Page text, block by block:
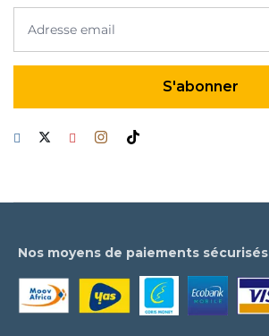
Nos moyens de paiements sécurisés